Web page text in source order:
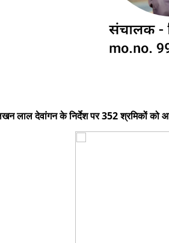
लाल देवांगन के निर्देश पर 352 श्रमिकों को